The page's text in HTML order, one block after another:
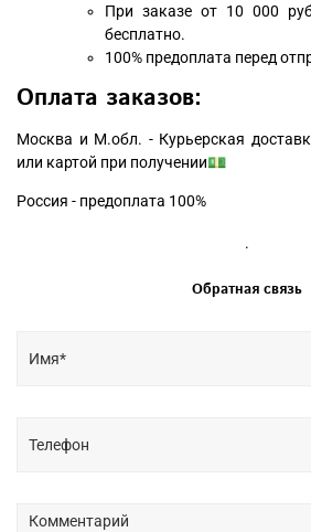
При заказе от 10 000
бесплатно.
100% предоплата перед
Оплата заказов:
Москва и М.обл. - Курьерская
или картой при получении💵
Россия - предоплата 100%
.
Обратная связь